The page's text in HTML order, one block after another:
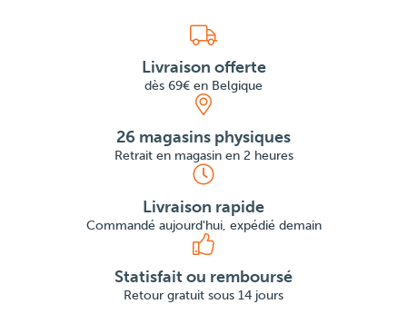
Livraison offerte
dès 69€ en Belgique
26 magasins physiques
Retrait en magasin en 2 heures
Livraison rapide
Commandé aujourd'hui, expédié demain
Statisfait ou remboursé
Retour gratuit sous 14 jours